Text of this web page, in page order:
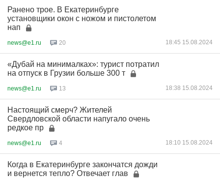
Ранено трое. В Екатеринбурге
установщики окон с ножом и пистолетом
нап
news@e1.ru 20 18:45 15.08.2024
«Дубай на минималках»: турист потратил
на отпуск в Грузии больше 300 т
news@e1.ru 13 18:38 15.08.2024
Настоящий смерч? Жителей
Свердловской области напугало очень
редкое пр
news@e1.ru 4 18:10 15.08.2024
Когда в Екатеринбурге закончатся дожди
и вернется тепло? Отвечает глав